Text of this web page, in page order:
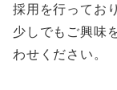
採用を行ってお
少しでもご興味
わせください。